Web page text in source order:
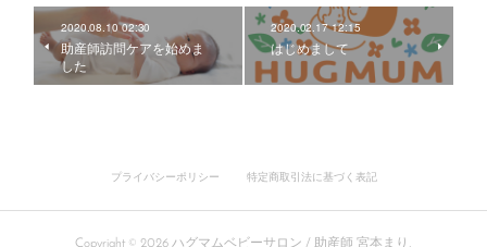
2020.08.10 02:30
助産師訪問ケアを始めま
した
2020.02.17 12:15
はじめまして
プライバシーポリシー 特定商取引法に基づく表記
Copyright © 2026 ハグマムベビーサロン / 助産師 宮本まり .